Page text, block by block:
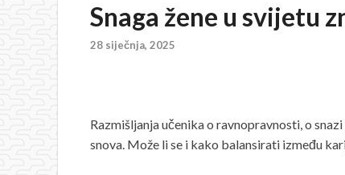
Snaga žene u svijetu
28 siječnja, 2025
Razmišljanja učenika o ravnopravnosti, o
snova. Može li se i kako balansirati između